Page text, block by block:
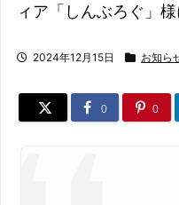
ィア「しんぶろぐ」
2024年12月15日 お知ら
0 0